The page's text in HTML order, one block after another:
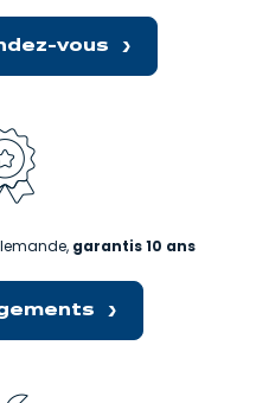
vous
garantis 10 ans